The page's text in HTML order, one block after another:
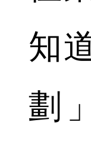
知
劃